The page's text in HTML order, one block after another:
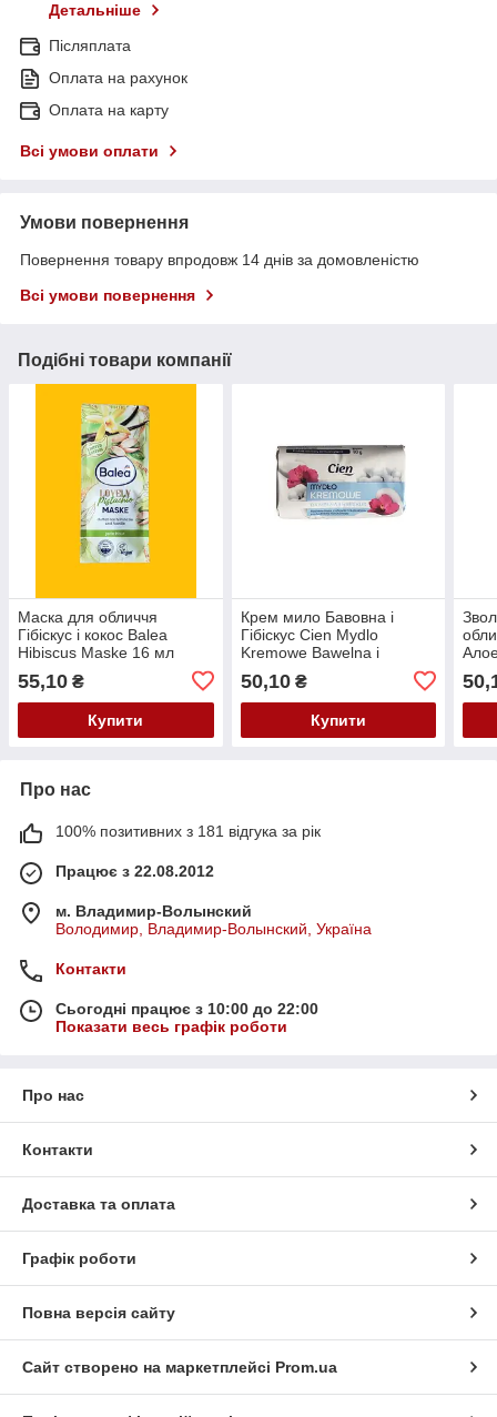
Детальніше
Післяплата
Оплата на рахунок
Оплата на карту
Всі умови оплати
Умови повернення
Повернення товару впродовж 14 днів за домовленістю
Всі умови повернення
Подібні товари компанії
Маска для обличчя
Гібіскус і кокос Balea
Hibiscus Maske 16 мл
55,10 ₴
Купити
Крем мило Бавовна і
Гібіскус Cien Mydlo
Kremowe Bawelna i
50,10₴
Купити
Про нас
100% позитивних з 181 відгука за рік
Працює з 22.08.2012
м. Владимир-Волынский
Володимир, Владимир-Волынский, Україна
Контакти
Сьогодні працює з 10:00 до 22:00
Показати весь графік роботи
Про нас
Контакти
Доставка та оплата
Графік роботи
Повна версія сайту
Сайт створено на маркетплейсі Prom.ua